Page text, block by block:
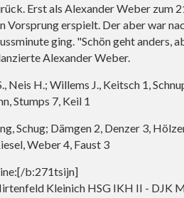
Erst als Alexander Weber zum
Vorsprung erspielt. Der aber war
ging. "Schön geht anders,
Alexander Weber.
Neis H.; Willems J., Keitsch 1,
Stumps 7, Keil 1
Schug; Dämgen 2, Denzer 3,
Weber 4, Faust 3
b:271tsijn]
Kleinich HSG IKH II - DJK